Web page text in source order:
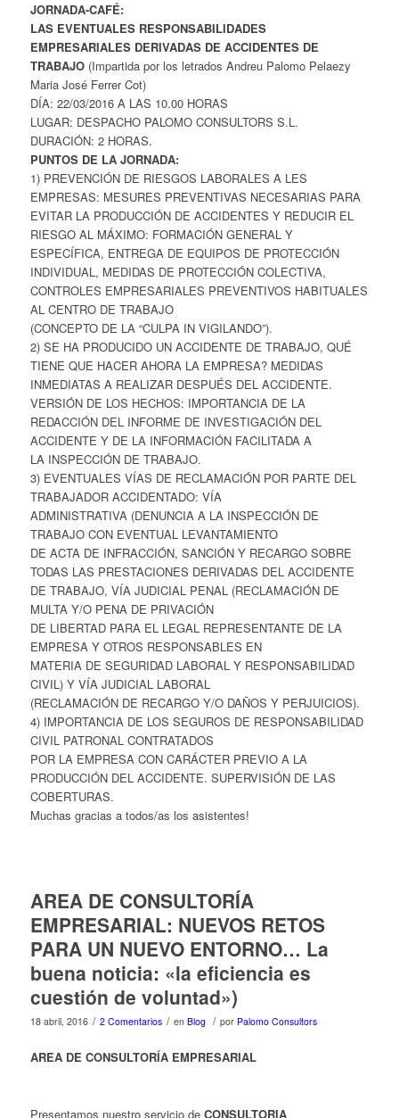
JORNADA-CAFÉ:
LAS EVENTUALES RESPONSABILIDADES
EMPRESARIALES DERIVADAS DE ACCIDENTES DE
TRABAJO(Impartida por los letrados Andreu Palomo Pelaezy
Maria José Ferrer Cot)
DÍA: 22/03/2016 A LAS 10.00 HORAS
LUGAR: DESPACHO PALOMO CONSULTORS S.L.
DURACIÓN: 2 HORAS.
PUNTOS DE LA JORNADA:
1) PREVENCIÓN DE RIESGOS LABORALES A LES
EMPRESAS: MESURES PREVENTIVAS NECESARIAS PARA
EVITAR LA PRODUCCIÓN DE ACCIDENTES Y REDUCIR EL
RIESGO AL MÁXIMO: FORMACIÓN GENERAL Y
ESPECÍFICA, ENTREGA DE EQUIPOS DE PROTECCIÓN
INDIVIDUAL, MEDIDAS DE PROTECCIÓN COLECTIVA,
CONTROLES EMPRESARIALES PREVENTIVOS HABITUALES
AL CENTRO DE TRABAJO
(CONCEPTO DE LA “CULPA IN VIGILANDO”).
2) SE HA PRODUCIDO UN ACCIDENTE DE TRABAJO, QUÉ
TIENE QUE HACER AHORA LA EMPRESA? MEDIDAS
INMEDIATAS A REALIZAR DESPUÉS DEL ACCIDENTE.
VERSIÓN DE LOS HECHOS: IMPORTANCIA DE LA
REDACCIÓN DEL INFORME DE INVESTIGACIÓN DEL
ACCIDENTE Y DE LA INFORMACIÓN FACILITADA A
LA INSPECCIÓN DE TRABAJO.
3) EVENTUALES VÍAS DE RECLAMACIÓN POR PARTE DEL
TRABAJADOR ACCIDENTADO: VÍA
ADMINISTRATIVA (DENUNCIA A LA INSPECCIÓN DE
TRABAJO CON EVENTUAL LEVANTAMIENTO
DE ACTA DE INFRACCIÓN, SANCIÓN Y RECARGO SOBRE
TODAS LAS PRESTACIONES DERIVADAS DEL ACCIDENTE
DE TRABAJO, VÍA JUDICIAL PENAL (RECLAMACIÓN DE
MULTA Y/O PENA DE PRIVACIÓN
DE LIBERTAD PARA EL LEGAL REPRESENTANTE DE LA
EMPRESA Y OTROS RESPONSABLES EN
MATERIA DE SEGURIDAD LABORAL Y RESPONSABILIDAD
CIVIL) Y VÍA JUDICIAL LABORAL
(RECLAMACIÓN DE RECARGO Y/O DAÑOS Y PERJUICIOS).
4) IMPORTANCIA DE LOS SEGUROS DE RESPONSABILIDAD
CIVIL PATRONAL CONTRATADOS
POR LA EMPRESA CON CARÁCTER PREVIO A LA
PRODUCCIÓN DEL ACCIDENTE. SUPERVISIÓN DE LAS
COBERTURAS.
Muchas gracias a todos/as los asistentes!
AREA DE CONSULTORÍA
EMPRESARIAL: NUEVOS RETOS
PARA UN NUEVO ENTORNO… La
buena noticia: «la eficiencia es
cuestión de voluntad»)
18 abril, 2016 / 2 Comentarios / en Blog / por Palomo Consultors
AREA DE CONSULTORÍA EMPRESARIAL
Presentamos nuestro servicio de CONSULTORIA